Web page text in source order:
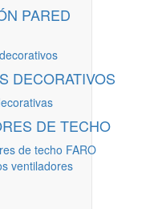
PARED
DECORATIVOS
DE TECHO
de techo FARO
ventiladores